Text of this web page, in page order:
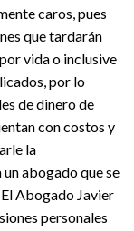
caros, pues
que tardarán
vida o inclusive
por lo
de dinero de
con costos y
la
abogado que se
Abogado Javier
personales